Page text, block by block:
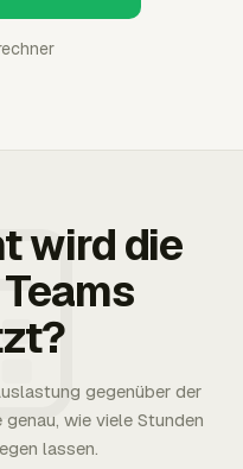
wird die
gegenüber der
wie viele Stunden
lassen.